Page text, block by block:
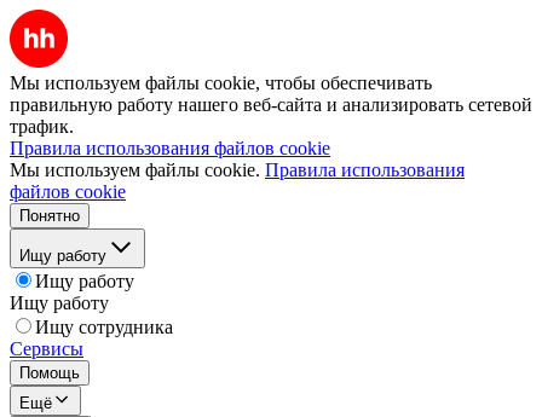
Мы используем файлы cookie, чтобы обеспечивать
правильную работу нашего веб-сайта и анализировать сетевой
трафик.
Правила использования файлов cookie
Мы используем файлы cookie. Правила использования
файлов cookie
Понятно
Ищу работу
Ищу работу
Ищу работу
Ищу сотрудника
Сервисы
Помощь
Ещё